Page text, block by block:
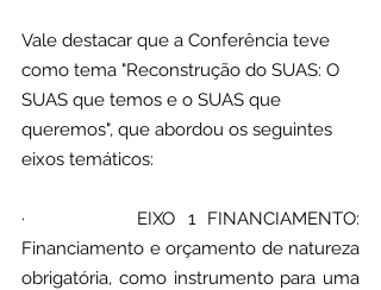
Vale destacar que a Conferência teve
como tema "Reconstrução do SUAS: O
SUAS que temos e o SUAS que
queremos", que abordou os seguintes
eixos temáticos:
·         EIXO 1 FINANCIAMENTO:
Financiamento e orçamento de natureza
obrigatória, como instrumento para uma